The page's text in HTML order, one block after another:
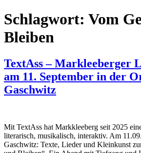
Schlagwort: Vom
Bleiben
TextAss – Markleeberger
am 11. September in der
Gaschwitz
Mit TextAss hat Markkleeberg seit 2025
literarisch, musikalisch, interaktiv. Am
Gaschwitz: Texte, Lieder und Kleinkunst